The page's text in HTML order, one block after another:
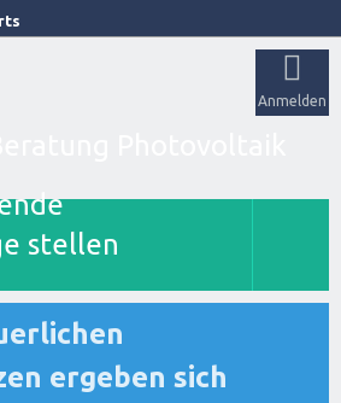
Anmelden
stellen
ergeben sich